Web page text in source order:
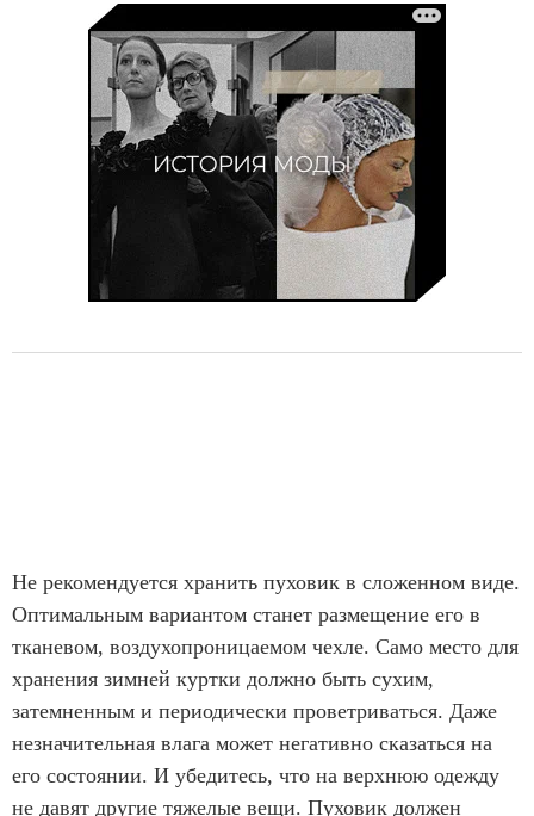
Не рекомендуется хранить пуховик в сложенном виде.
Оптимальным вариантом станет размещение его в
тканевом, воздухопроницаемом чехле. Само место для
хранения зимней куртки должно быть сухим,
затемненным и периодически проветриваться. Даже
незначительная влага может негативно сказаться на
его состоянии. И убедитесь, что на верхнюю одежду
не давят другие тяжелые вещи. Пуховик должен